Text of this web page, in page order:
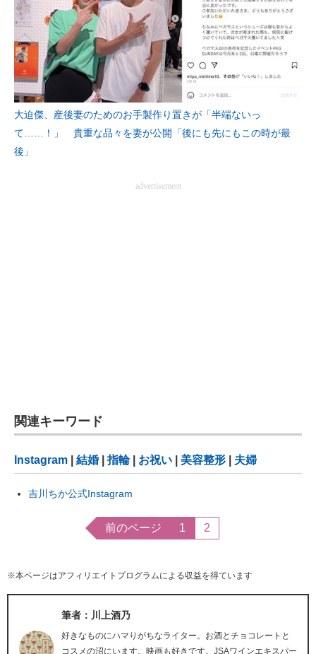
大迫傑、産後妻のためのお手製作り置きが「半端ないっ
て……！」 貴重な品々を妻が公開「後にも先にもこの時が最
後」
advertisement
関連キーワード
Instagram 結婚 |指輪| お祝い 美容整形 夫婦
吉川ちか公式Instagram
前のページ 1 2
※本ページはアフィリエイトプログラムによる収益を得ています
筆者：川上酒乃
好きなものにハマりがちなライター。お酒とチョコレートと
コスメの沼にいます。映画も好きです。JSAワインエキスパー